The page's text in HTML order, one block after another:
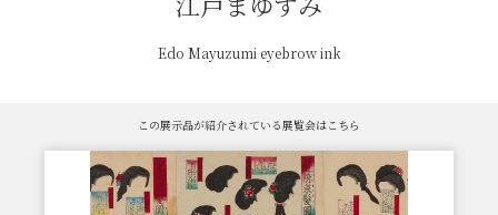
Edo Mayuzumi eyebrow ink
この展示品が紹介されている展覧会はこちら